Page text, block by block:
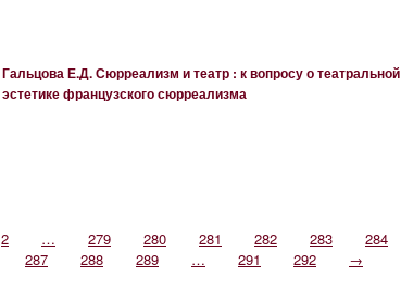
Гальцова Е.Д. Сюрреализм и театр : к вопросу о театральной
эстетике французского сюрреализма
2 … 279 280 281 282 283
284
287 288 289 … 291 292 →